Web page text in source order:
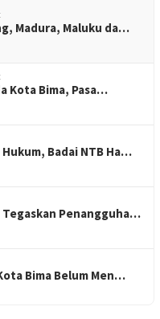
Madura, Maluku da…
Kota Bima, Pasa…
Badai NTB Ha…
Tegaskan Penangguha…
Bima Belum Men…